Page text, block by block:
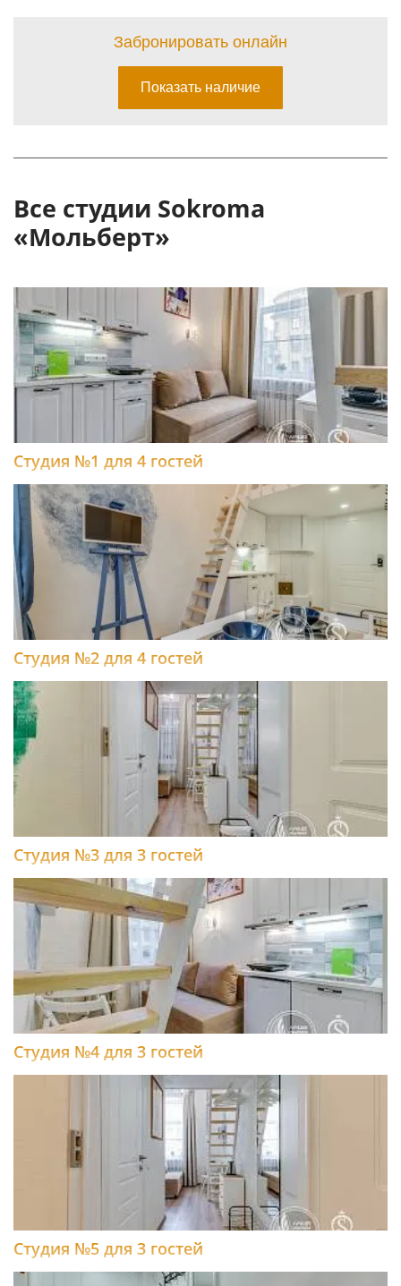
Все студии Sokroma
«Мольберт»
Студия №1 для 4 гостей
Студия №2 для 4 гостей
Студия №3 для 3 гостей
Студия №4 для 3 гостей
Студия №5 для 3 гостей